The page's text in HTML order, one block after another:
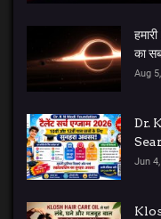
का
Aug
Dr.
Jun